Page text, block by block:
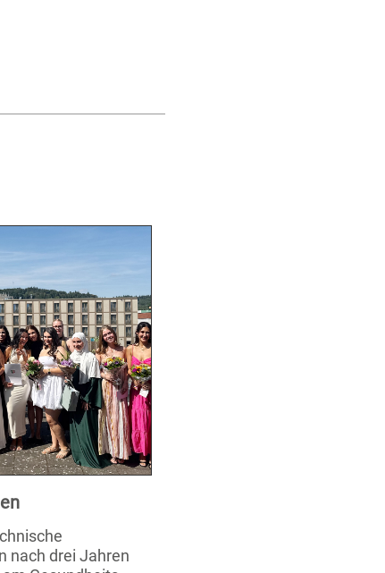
nach drei Jahren